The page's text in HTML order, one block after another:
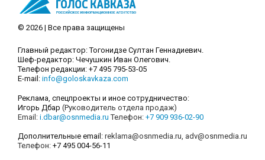
© 2026 | Все права защищены
Главный редактор: Тогонидзе Султан Геннадиевич.
Шеф-редактор: Чечушкин Иван Олегович.
Телефон редакции: +7 495 795-53-05
E-mail: info@goloskavkaza.com
Реклама, спецпроекты и иное сотрудничество:
Игорь Дбар (Руководитель отдела продаж)
Email: i.dbar@osnmedia.ru Телефон: +7 909 936-02-90
Дополнительные email: reklama@osnmedia.ru, adv@osnmedia.ru
Телефон: +7 495 004-56-11